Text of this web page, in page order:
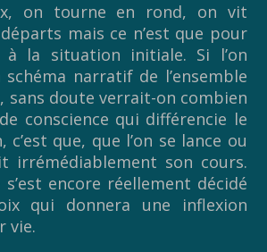
on tourne en rond, on vit
mais ce n’est que pour
à la situation initiale. Si l’on
narratif de l’ensemble
sans doute verrait-on combien
conscience qui différencie le
que, que l’on se lance ou
irrémédiablement son cours.
encore réellement décidé
qui donnera une inflexion
vie.